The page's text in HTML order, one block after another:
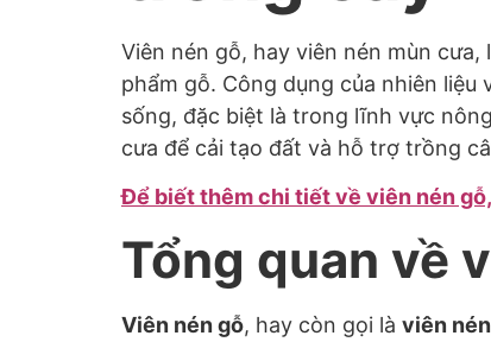
Viên nén gỗ, hay viên nén mùn
phẩm gỗ. Công dụng của nhiên
sống, đặc biệt là trong lĩnh vực
cưa để cải tạo đất và hỗ trợ trồng
Để biết thêm chi tiết về viên nén
Tổng quan về
Viên nén gỗ, hay còn gọi là viên